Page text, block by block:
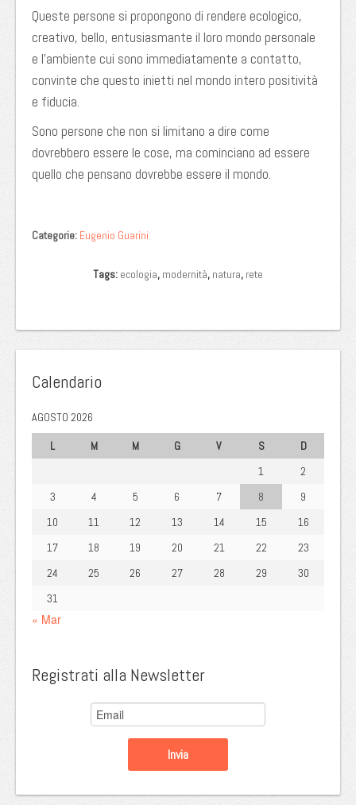
Queste persone si propongono di rendere ecologico,
creativo, bello, entusiasmante il loro mondo personale
e l’ambiente cui sono immediatamente a contatto,
convinte che questo inietti nel mondo intero positività
e fiducia.
Sono persone che non si limitano a dire come
dovrebbero essere le cose, ma cominciano ad essere
quello che pensano dovrebbe essere il mondo.
Categorie: Eugenio Guarini
Tags: ecologia, modernità, natura, rete
Calendario
AGOSTO 2026
L
M M G V S
D
1
2
3
4 5 6 7 8
9
10
11 12 13 14 15
16
17
18 19 20 21 22
23
24
25 26 27 28 29
30
31
« Mar
Registrati alla Newsletter